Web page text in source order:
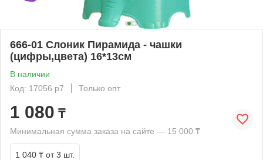
666-01 Слоник Пирамида - чашки
(цифры,цвета) 16*13см
В наличии
Код: 17056 р7
Только опт
1 080 ₸
Минимальная сумма заказа на сайте — 15 000 ₸
1 040 ₸ от 3 шт.